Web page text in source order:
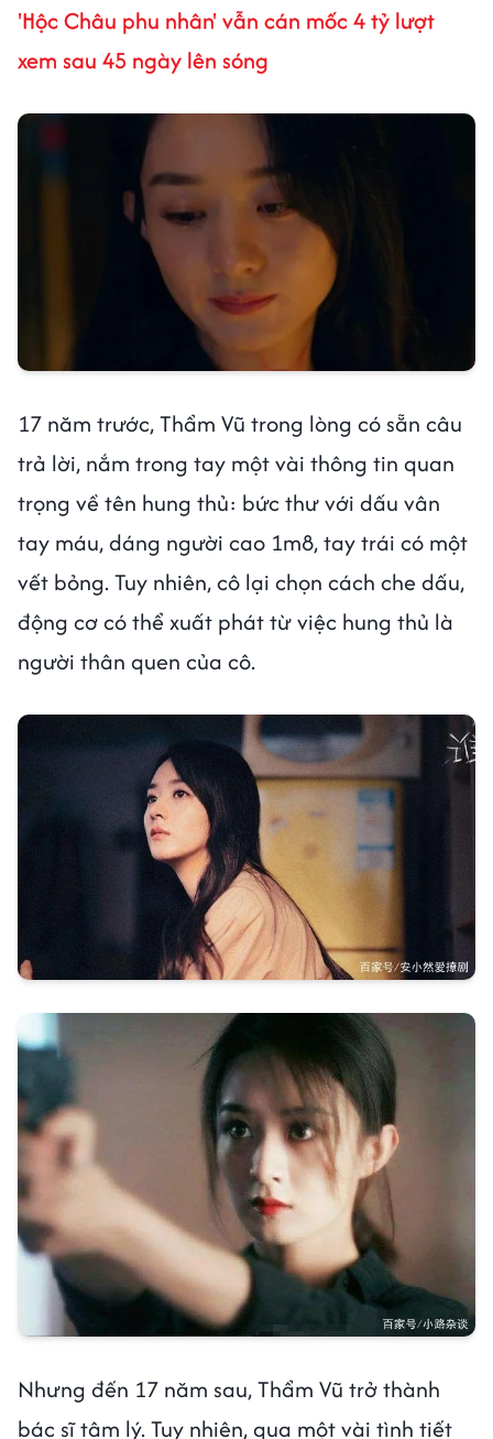
'Hộc Châu phu nhân' vẫn cán mốc 4 tỷ lượt
xem sau 45 ngày lên sóng
17 năm trước, Thẩm Vũ trong lòng có sẵn câu
trả lời, nắm trong tay một vài thông tin quan
trọng về tên hung thủ: bức thư với dấu vân
tay máu, dáng người cao 1m8, tay trái có một
vết bỏng. Tuy nhiên, cô lại chọn cách che dấu,
động cơ có thể xuất phát từ việc hung thủ là
người thân quen của cô.
Nhưng đến 17 năm sau, Thẩm Vũ trở thành
bác sĩ tâm lý. Tuy nhiên, qua một vài tình tiết